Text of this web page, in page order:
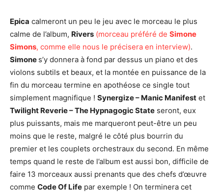
Epica calmeront un peu le jeu avec le morceau le plus
calme de l’album, Rivers (morceau préféré de Simone
Simons, comme elle nous le précisera en interview).
Simone s’y donnera à fond par dessus un piano et des
violons subtils et beaux, et la montée en puissance de la
fin du morceau termine en apothéose ce single tout
simplement magnifique ! Synergize – Manic Manifest et
Twilight Reverie – The Hypnagogic State seront, eux
plus puissants, mais me marqueront peut-être un peu
moins que le reste, malgré le côté plus bourrin du
premier et les couplets orchestraux du second. En même
temps quand le reste de l’album est aussi bon, difficile de
faire 13 morceaux aussi prenants que des chefs d’œuvre
comme Code Of Life par exemple ! On terminera cet